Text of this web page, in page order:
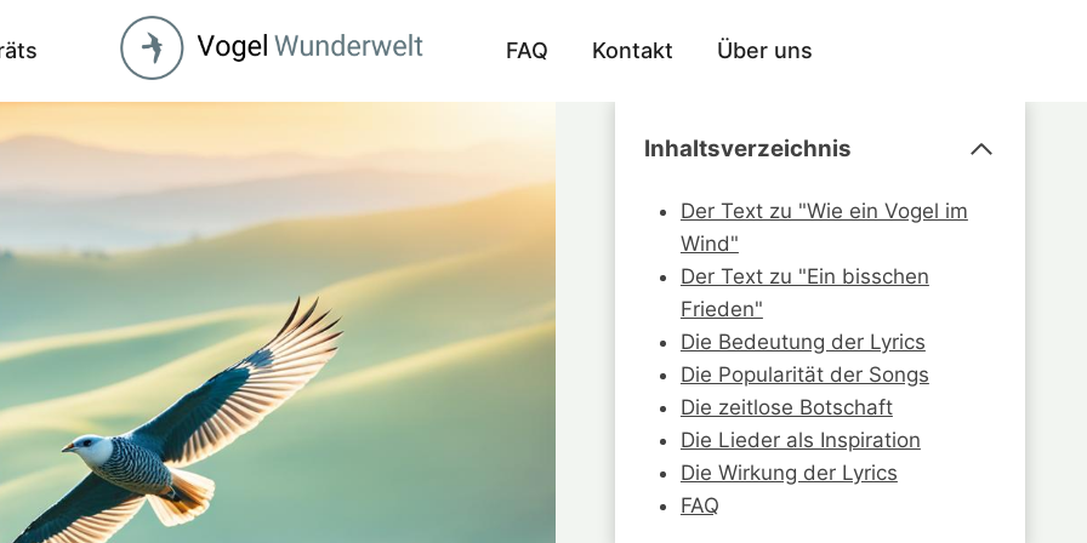
FAQ Kontakt Über uns
Inhaltsverzeichnis
Der Text zu "Wie ein Vogel im
Wind"
Der Text zu "Ein bisschen
Frieden"
Die Bedeutung der Lyrics
Die Popularität der Songs
Die zeitlose Botschaft
Die Lieder als Inspiration
Die Wirkung der Lyrics
FAQ